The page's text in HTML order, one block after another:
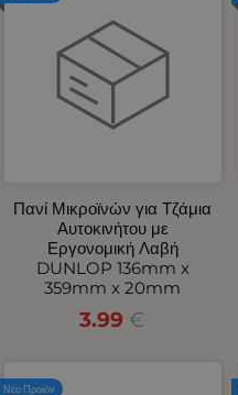
Πανί Μικροϊνών για Τζάμια
Αυτοκινήτου με
Εργονομική Λαβή
DUNLOP 136mm x
359mm x 20mm
3.99 €
Νέο Προϊόν